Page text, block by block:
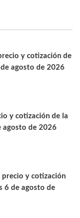
y cotización de
agosto de 2026
y cotización de la
agosto de 2026
precio y cotización
6 de agosto de